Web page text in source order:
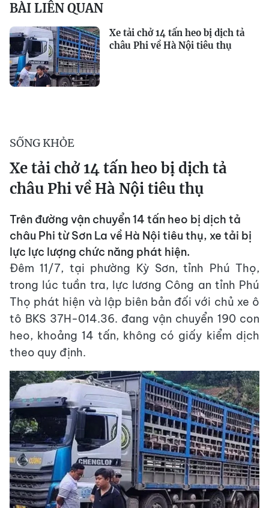
BÀI LIÊN QUAN
Xe tải chở 14 tấn heo bị dịch tả
châu Phi về Hà Nội tiêu thụ
SỐNG KHỎE
Xe tải chở 14 tấn heo bị dịch tả
châu Phi về Hà Nội tiêu thụ
Trên đường vận chuyển 14 tấn heo bị dịch tả
châu Phi từ Sơn La về Hà Nội tiêu thụ, xe tải bị
lực lực lượng chức năng phát hiện.
Đêm 11/7, tại phường Kỳ Sơn, tỉnh Phú Thọ,
trong lúc tuần tra, lực lương Công an tỉnh Phú
Thọ phát hiện và lập biên bản đối với chủ xe ô
tô BKS 37H-014.36. đang vận chuyển 190 con
heo, khoảng 14 tấn, không có giấy kiểm dịch
theo quy định.